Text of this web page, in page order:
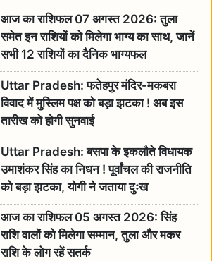
आज का राशिफल 07 अगस्त 2026: तुला
समेत इन राशियों को मिलेगा भाग्य का साथ, जानें
सभी 12 राशियों का दैनिक भाग्यफल
Uttar Pradesh: फतेहपुर मंदिर-मकबरा
विवाद में मुस्लिम पक्ष को बड़ा झटका ! अब इस
तारीख को होगी सुनवाई
Uttar Pradesh: बसपा के इकलौते विधायक
उमाशंकर सिंह का निधन ! पूर्वांचल की राजनीति
को बड़ा झटका, योगी ने जताया दुःख
आज का राशिफल 05 अगस्त 2026: सिंह
राशि वालों को मिलेगा सम्मान, तुला और मकर
राशि के लोग रहें सतर्क